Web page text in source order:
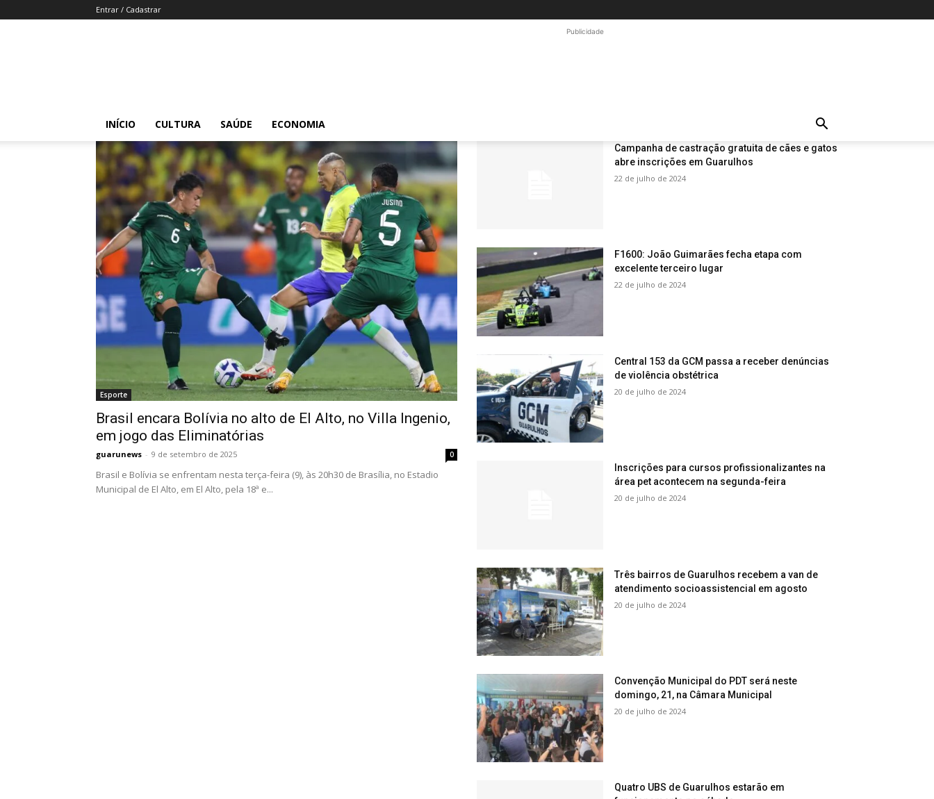
Entrar / Cadastrar
Publicidade
INÍCIO CULTURA SAÚDE ECONOMIA
Esporte
Brasil encara Bolívia no alto de El Alto, no Villa Ingenio,
em jogo das Eliminatórias
guarunews - 9 de setembro de 2025 0
Brasil e Bolívia se enfrentam nesta terça-feira (9), às 20h30 de Brasília, no Estadio
Municipal de El Alto, em El Alto, pela 18ª e...
Campanha de castração gratuita de cães e gatos
abre inscrições em Guarulhos
22 de julho de 2024
F1600: João Guimarães fecha etapa com
excelente terceiro lugar
22 de julho de 2024
Central 153 da GCM passa a receber denúncias
de violência obstétrica
20 de julho de 2024
Inscrições para cursos profissionalizantes na
área pet acontecem na segunda-feira
20 de julho de 2024
Três bairros de Guarulhos recebem a van de
atendimento socioassistencial em agosto
20 de julho de 2024
Convenção Municipal do PDT será neste
domingo, 21, na Câmara Municipal
20 de julho de 2024
Quatro UBS de Guarulhos estarão em